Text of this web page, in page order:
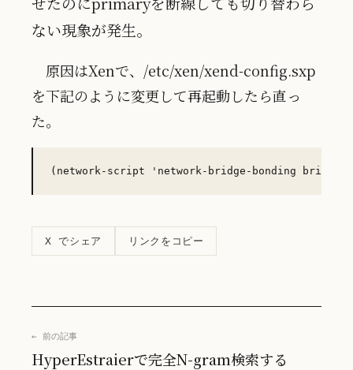
ない現象が発生。
原因はXenで、/etc/xen/xend-config.sxp
を下記のように変更して再起動したら直っ
た。
X でシェア リンクをコピー
← 前の記事
HyperEstraierで完全N-gram検索する